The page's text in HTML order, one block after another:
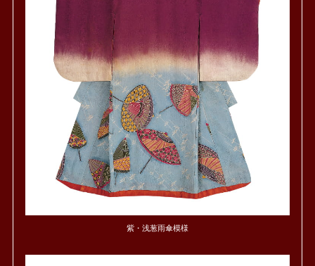
紫・浅葱雨傘模様